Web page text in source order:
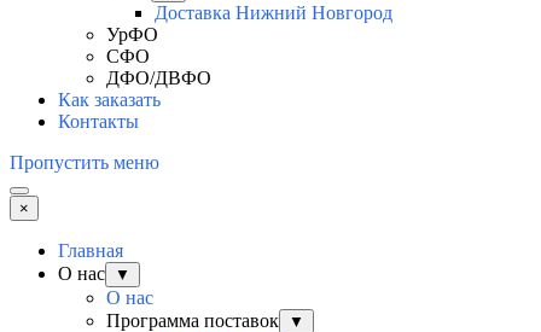
Доставка Нижний Новгород
УрФО
СФО
ДФО/ДВФО
Как заказать
Контакты
Пропустить меню
×
Главная
О нас
▼
О нас
Программа поставок
▼